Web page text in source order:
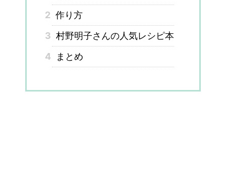
2 作り方
3 村野明子さんの人気レシピ本
4
まとめ